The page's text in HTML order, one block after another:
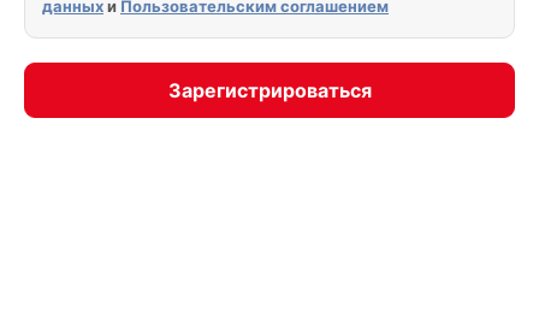
данныхи Пользовательским соглашением